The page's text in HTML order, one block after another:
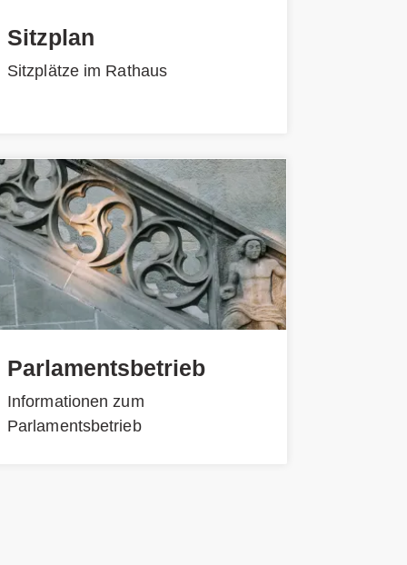
Sitzplan
Sitzplätze im Rathaus
Parlamentsbetrieb
Informationen zum
Parlamentsbetrieb